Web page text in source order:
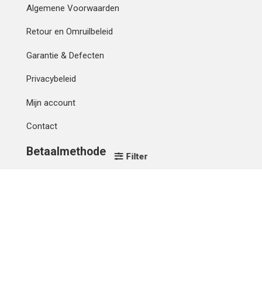
Filter
Algemene Voorwaarden
Retour en Omruilbeleid
Garantie & Defecten
Privacybeleid
Mijn account
Contact
Betaalmethode